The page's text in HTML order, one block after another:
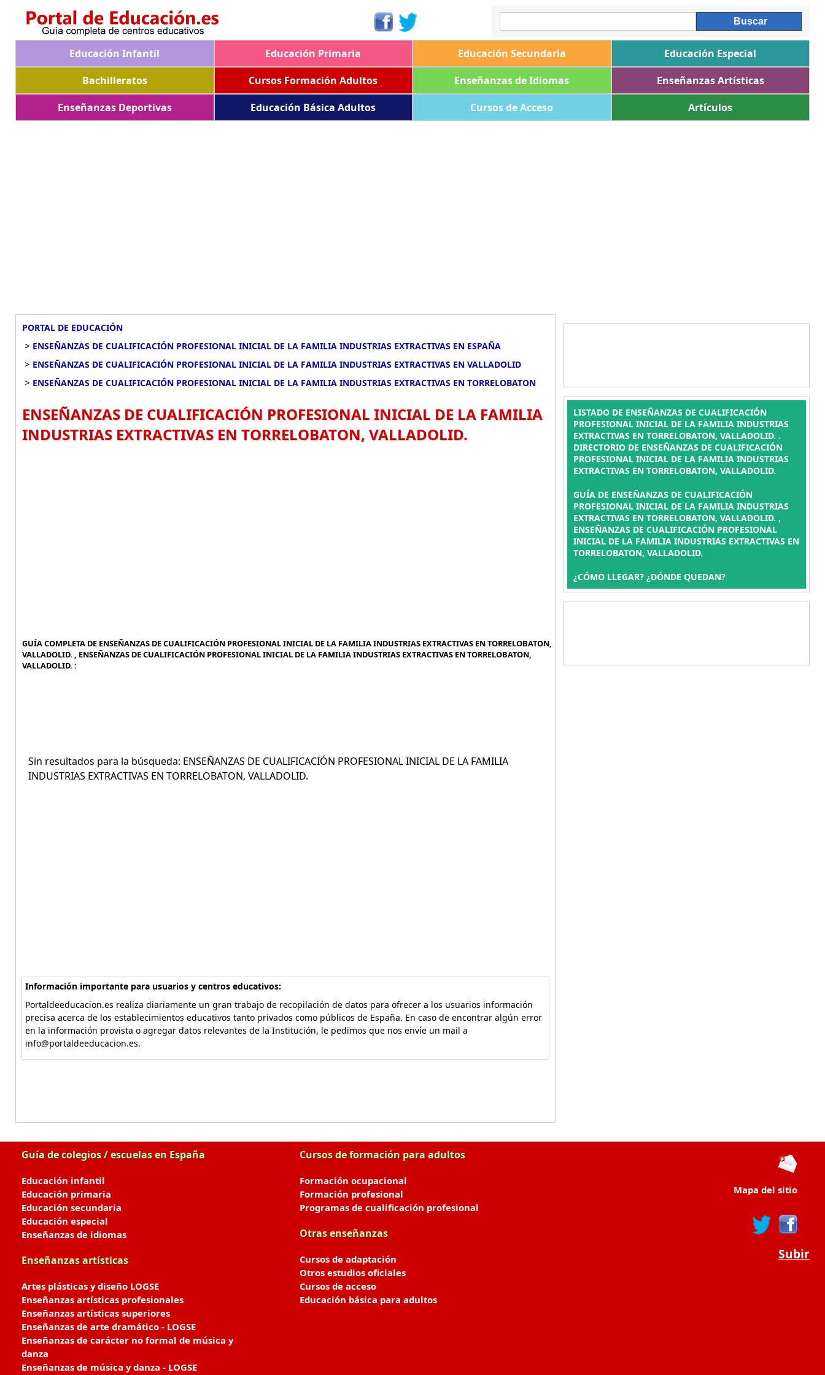
Educación Infantil Educación Primaria Educación Secundaria
Educación Especial
Bachilleratos
Cursos Formación Adultos Enseñanzas de Idiomas
Enseñanzas Artísticas
Enseñanzas Deportivas
Educación Básica Adultos Cursos de Acceso Artículos
PORTAL DE EDUCACIÓN
> ENSEÑANZAS DE CUALIFICACIÓN PROFESIONAL INICIAL DE LA FAMILIA INDUSTRIAS EXTRACTIVAS EN ESPAÑA
> ENSEÑANZAS DE CUALIFICACIÓN PROFESIONAL INICIAL DE LA FAMILIA INDUSTRIAS EXTRACTIVAS EN VALLADOLID
> ENSEÑANZAS DE CUALIFICACIÓN PROFESIONAL INICIAL DE LA FAMILIA INDUSTRIAS EXTRACTIVAS EN TORRELOBATON
ENSEÑANZAS DE CUALIFICACIÓN PROFESIONAL INICIAL DE LA FAMILIA
INDUSTRIAS EXTRACTIVAS EN TORRELOBATON, VALLADOLID.
GUÍA COMPLETA DE ENSEÑANZAS DE CUALIFICACIÓN PROFESIONAL INICIAL DE LA FAMILIA INDUSTRIAS EXTRACTIVAS EN TORRELOBATON,
VALLADOLID. , ENSEÑANZAS DE CUALIFICACIÓN PROFESIONAL INICIAL DE LA FAMILIA INDUSTRIAS EXTRACTIVAS EN TORRELOBATON,
VALLADOLID. :
Sin resultados para la búsqueda: ENSEÑANZAS DE CUALIFICACIÓN PROFESIONAL INICIAL DE LA FAMILIA
INDUSTRIAS EXTRACTIVAS EN TORRELOBATON, VALLADOLID.
Información importante para usuarios y centros educativos:
Portaldeeducacion.es realiza diariamente un gran trabajo de recopilación de datos para ofrecer a los usuarios información
precisa acerca de los establecimientos educativos tanto privados como públicos de España. En caso de encontrar algún error
en la información provista o agregar datos relevantes de la Institución, le pedimos que nos envíe un mail a
info@portaldeeducacion.es.
LISTADO DE ENSEÑANZAS DE CUALIFICACIÓN
PROFESIONAL INICIAL DE LA FAMILIA INDUSTRIAS
EXTRACTIVAS EN TORRELOBATON, VALLADOLID. .
DIRECTORIO DE ENSEÑANZAS DE CUALIFICACIÓN
PROFESIONAL INICIAL DE LA FAMILIA INDUSTRIAS
EXTRACTIVAS EN TORRELOBATON, VALLADOLID.
GUÍA DE ENSEÑANZAS DE CUALIFICACIÓN
PROFESIONAL INICIAL DE LA FAMILIA INDUSTRIAS
EXTRACTIVAS EN TORRELOBATON, VALLADOLID. ,
ENSEÑANZAS DE CUALIFICACIÓN PROFESIONAL
INICIAL DE LA FAMILIA INDUSTRIAS EXTRACTIVAS EN
TORRELOBATON, VALLADOLID.
¿CÓMO LLEGAR? ¿DÓNDE QUEDAN?
Guía de colegios / escuelas en España
Educación infantil
Educación primaria
Educación secundaria
Educación especial
Enseñanzas de idiomas
Enseñanzas artísticas
Artes plásticas y diseño LOGSE
Enseñanzas artísticas profesionales
Enseñanzas artísticas superiores
Enseñanzas de arte dramático - LOGSE
Enseñanzas de carácter no formal de música y
danza
Enseñanzas de música y danza - LOGSE
Cursos de formación para adultos
Formación ocupacional
Formación profesional
Programas de cualificación profesional
Otras enseñanzas
Cursos de adaptación
Otros estudios oficiales
Cursos de acceso
Educación básica para adultos
Mapa del sitio
Subir